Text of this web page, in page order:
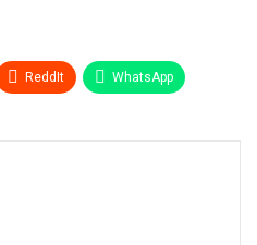
ReddIt WhatsApp